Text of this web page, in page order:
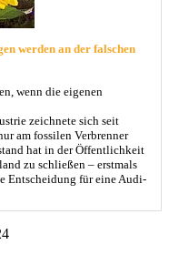
werden an der falschen
wenn die eigenen
zeichnete sich seit
am fossilen Verbrenner
hat in der Öffentlichkeit
zu schließen – erstmals
Entscheidung für eine Audi-